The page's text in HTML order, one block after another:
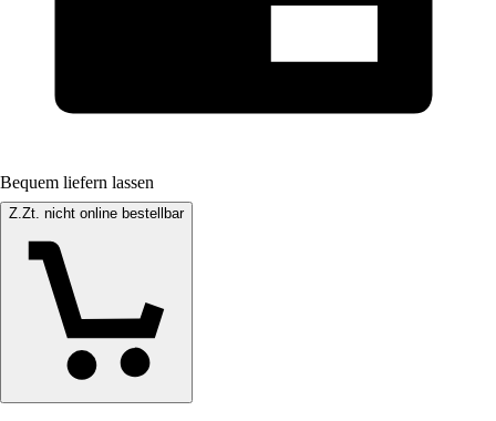
Bequem liefern lassen
Z.Zt. nicht online bestellbar